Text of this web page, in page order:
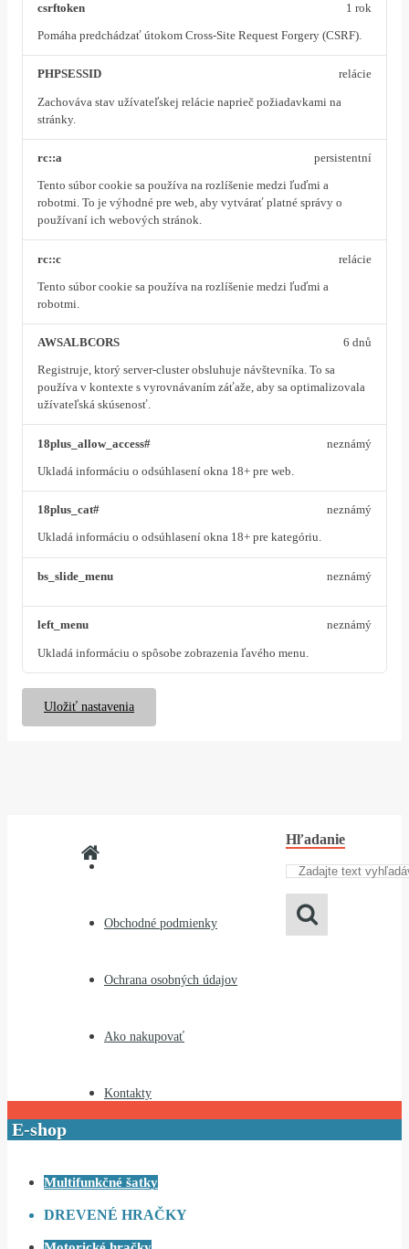
csrftoken
Pomáha predchádzať útokom Cross-Site Request Forgery (CSRF).
1 rok
PHPSESSID
Zachováva stav užívateľskej relácie naprieč požiadavkami na
stránky.
relácie
rc::a
Tento súbor cookie sa používa na rozlíšenie medzi ľuďmi a
robotmi. To je výhodné pre web, aby vytvárať platné správy o
používaní ich webových stránok.
persistentní
rc::c
Tento súbor cookie sa používa na rozlíšenie medzi ľuďmi a
robotmi.
relácie
AWSALBCORS
Registruje, ktorý server-cluster obsluhuje návštevníka. To sa
používa v kontexte s vyrovnávaním záťaže, aby sa optimalizovala
užívateľská skúsenosť.
6 dnů
18plus_allow_access#
Ukladá informáciu o odsúhlasení okna 18+ pre web.
neznámý
18plus_cat#
Ukladá informáciu o odsúhlasení okna 18+ pre kategóriu.
neznámý
bs_slide_menu neznámý
left_menu
Ukladá informáciu o spôsobe zobrazenia ľavého menu.
neznámý
Uložiť nastavenia
Obchodné podmienky
Ochrana osobných údajov
Ako nakupovať
Kontakty
Hľadanie
E-shop
Multifunkčné šatky
DREVENÉ HRAČKY